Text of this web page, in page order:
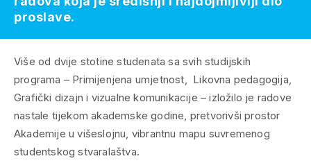
Više od dvije stotine studenata sa svih studijskih
programa – Primijenjena umjetnost, Likovna pedagogija,
Grafički dizajn i vizualne komunikacije – izložilo je radove
nastale tijekom akademske godine, pretvorivši prostor
Akademije u višeslojnu, vibrantnu mapu suvremenog
studentskog stvaralaštva.
proslave.